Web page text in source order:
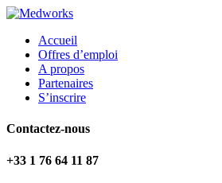
Accueil
Offres d’emploi
A propos
Partenaires
S’inscrire
Contactez-nous
+33 1 76 64 11 87